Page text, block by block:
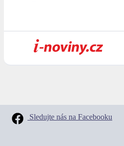
Sledujte nás na Facebooku